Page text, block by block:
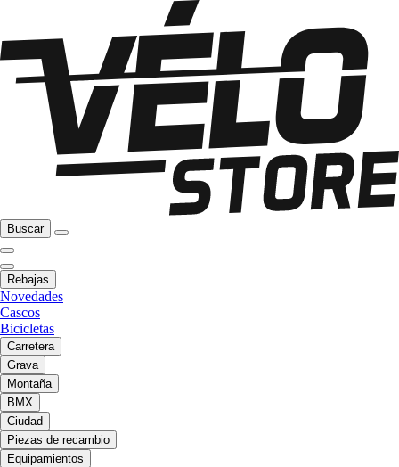
Buscar
Rebajas
Novedades
Cascos
Bicicletas
Carretera
Grava
Montaña
BMX
Ciudad
Piezas de recambio
Equipamientos